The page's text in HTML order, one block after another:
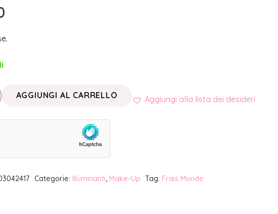
AGGIUNGI AL CARRELLO Aggiungi alla lista dei desideri
Categorie: Illuminanti, Make-Up Tag: Frais Monde